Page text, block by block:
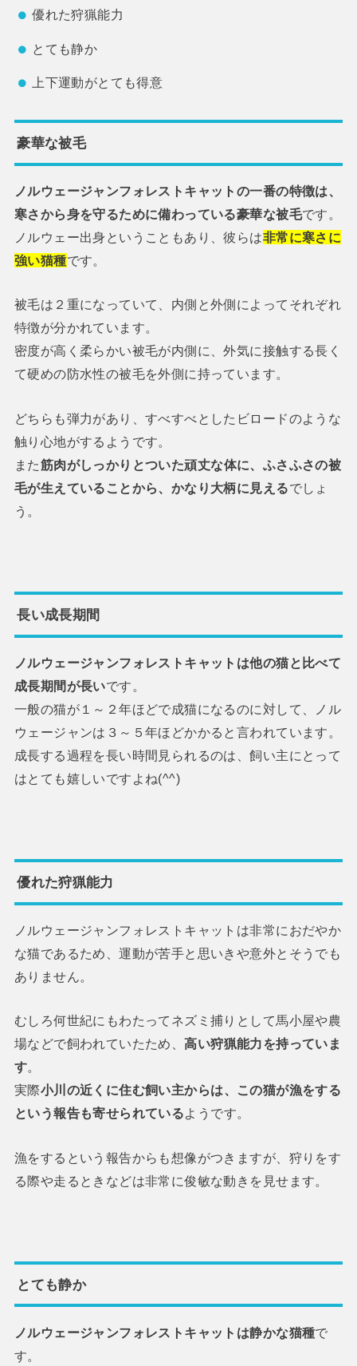
優れた狩猟能力
とても静か
上下運動がとても得意
豪華な被毛
ノルウェージャンフォレストキャットの一番の特徴は、
寒さから身を守るために備わっている豪華な被毛です。
ノルウェー出身ということもあり、彼らは非常に寒さに
強い猫種です。
被毛は２重になっていて、内側と外側によってそれぞれ
特徴が分かれています。
密度が高く柔らかい被毛が内側に、外気に接触する長く
て硬めの防水性の被毛を外側に持っています。
どちらも弾力があり、すべすべとしたビロードのような
触り心地がするようです。
また筋肉がしっかりとついた頑丈な体に、ふさふさの被
毛が生えていることから、かなり大柄に見えるでしょ
う。
長い成長期間
ノルウェージャンフォレストキャットは他の猫と比べて
成長期間が長いです。
一般の猫が１～２年ほどで成猫になるのに対して、ノル
ウェージャンは３～５年ほどかかると言われています。
成長する過程を長い時間見られるのは、飼い主にとって
はとても嬉しいですよね(^^)
優れた狩猟能力
ノルウェージャンフォレストキャットは非常におだやか
な猫であるため、運動が苦手と思いきや意外とそうでも
ありません。
むしろ何世紀にもわたってネズミ捕りとして馬小屋や農
場などで飼われていたため、高い狩猟能力を持っていま
す。
実際小川の近くに住む飼い主からは、この猫が漁をする
という報告も寄せられているようです。
漁をするという報告からも想像がつきますが、狩りをす
る際や走るときなどは非常に俊敏な動きを見せます。
とても静か
ノルウェージャンフォレストキャットは静かな猫種で
す。